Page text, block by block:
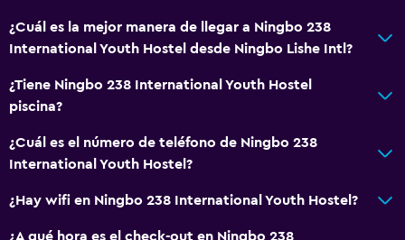
¿Cuál es la mejor manera de llegar a Ningbo 238
International Youth Hostel desde Ningbo Lishe Intl?
¿Tiene Ningbo 238 International Youth Hostel
piscina?
¿Cuál es el número de teléfono de Ningbo 238
International Youth Hostel?
¿Hay wifi en Ningbo 238 International Youth Hostel?
¿A qué hora es el check-out en Ningbo 238